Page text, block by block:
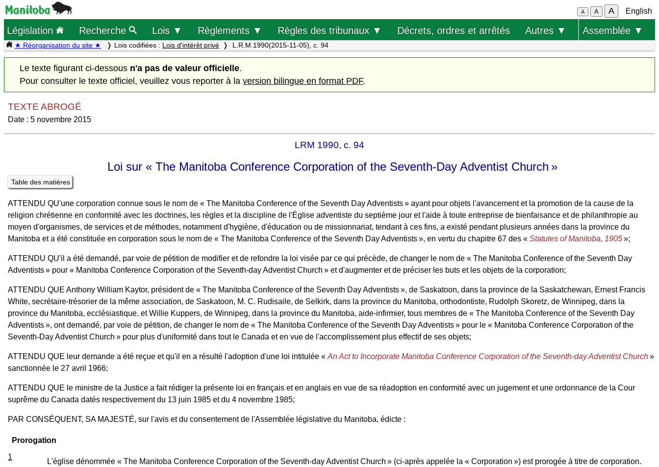
A A A English
Législation Recherche Lois ▼ Règlements ▼ Règles des tribunaux ▼ Décrets, ordres et arrêtés Autres ▼ Assemblée ▼
★ Réorganisation du site ★ Lois codifiées : Lois d'intérêt privé L.R.M.1990(2015-11-05), c. 94
Le texte figurant ci-dessous n'a pas de valeur officielle.
Pour consulter le texte officiel, veuillez vous reporter à laversion bilingue en format PDF.
TEXTE ABROGÉ
Date : 5 novembre 2015
LRM 1990, c. 94
Loi sur « The Manitoba Conference Corporation of the Seventh-Day Adventist Church »
Table des matières
ATTENDU QU'une corporation connue sous le nom de « The Manitoba Conference of the Seventh Day Adventists » ayant pour objets l'avancement et la promotion de la cause de la
religion chrétienne en conformité avec les doctrines, les règles et la discipline de l'Église adventiste du septième jour et l'aide à toute entreprise de bienfaisance et de philanthropie au
moyen d'organismes, de services et de méthodes, notamment d'hygiène, d'éducation ou de missionnariat, tendant à ces fins, a existé pendant plusieurs années dans la province du
Manitoba et a été constituée en corporation sous le nom de « The Manitoba Conference of the Seventh Day Adventists », en vertu du chapitre 67 des « Statutes of Manitoba, 1905»;
ATTENDU QU'il a été demandé, par voie de pétition de modifier et de refondre la loi visée par ce qui précède, de changer le nom de « The Manitoba Conference of the Seventh Day
Adventists » pour « Manitoba Conference Corporation of the Seventh-day Adventist Church » et d'augmenter et de préciser les buts et les objets de la corporation;
ATTENDU QUE Anthony William Kaytor, président de « The Manitoba Conference of the Seventh Day Adventists », de Saskatoon, dans la province de la Saskatchewan, Ernest Francis
White, secrétaire-trésorier de la même association, de Saskatoon, M. C. Rudisaile, de Selkirk, dans la province du Manitoba, orthodontiste, Rudolph Skoretz, de Winnipeg, dans la
province du Manitoba, ecclésiastique, et Willie Kuppers, de Winnipeg, dans la province du Manitoba, aide-infirmier, tous membres de « The Manitoba Conference of the Seventh Day
Adventists », ont demandé, par voie de pétition, de changer le nom de « The Manitoba Conference of the Seventh Day Adventists » pour le « Manitoba Conference Corporation of the
Seventh-Day Adventist Church » pour plus d'uniformité dans tout le Canada et en vue de l'accomplissement plus effectif de ses objets;
ATTENDU QUE leur demande a été reçue et qu'il en a résulté l'adoption d'une loi intitulée « An Act to Incorporate Manitoba Conference Corporation of the Seventh-day Adventist Church»
sanctionnée le 27 avril 1966;
ATTENDU QUE le ministre de la Justice a fait rédiger la présente loi en français et en anglais en vue de sa réadoption en conformité avec un jugement et une ordonnance de la Cour
suprême du Canada datés respectivement du 13 juin 1985 et du 4 novembre 1985;
PAR CONSÉQUENT, SA MAJESTÉ, sur l'avis et du consentement de l'Assemblée législative du Manitoba, édicte :
Prorogation
1
L'église dénommée « The Manitoba Conference Corporation of the Seventh-day Adventist Church » (ci-après appelée la « Corporation ») est prorogée à titre de corporation.